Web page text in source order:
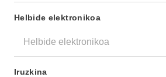
Helbide elektronikoa
Iruzkina